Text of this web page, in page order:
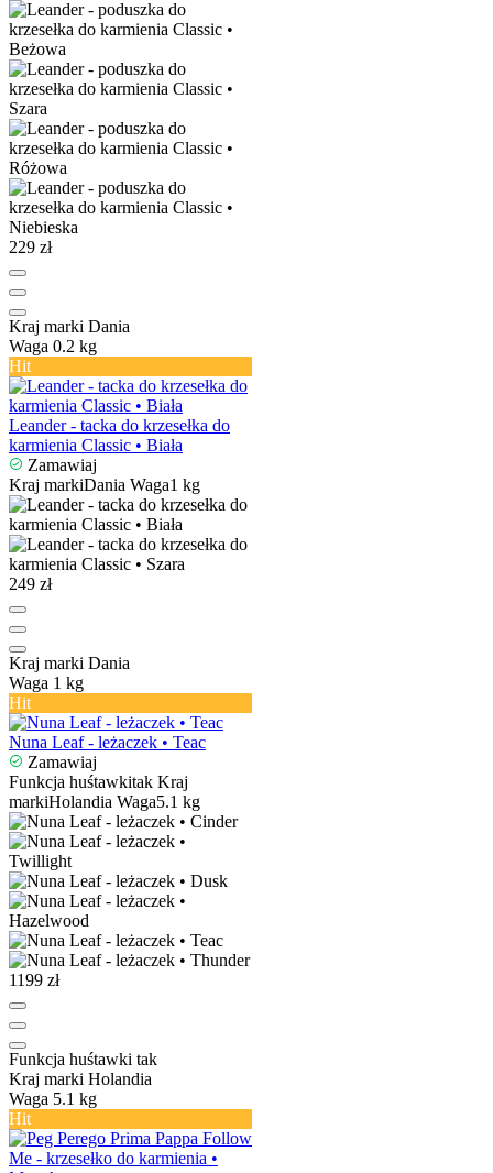
229 zł
Kraj marki Dania
Waga 0.2 kg
Hit
Leander - tacka do krzesełka do
karmienia Classic • Biała
Zamawiaj
Kraj markiDania Waga1 kg
249 zł
Kraj marki Dania
Waga 1 kg
Hit
Nuna Leaf - leżaczek • Teac
Zamawiaj
Funkcja huśtawkitak Kraj
markiHolandia Waga5.1 kg
1199 zł
Funkcja huśtawki tak
Kraj marki Holandia
Waga 5.1 kg
Hit